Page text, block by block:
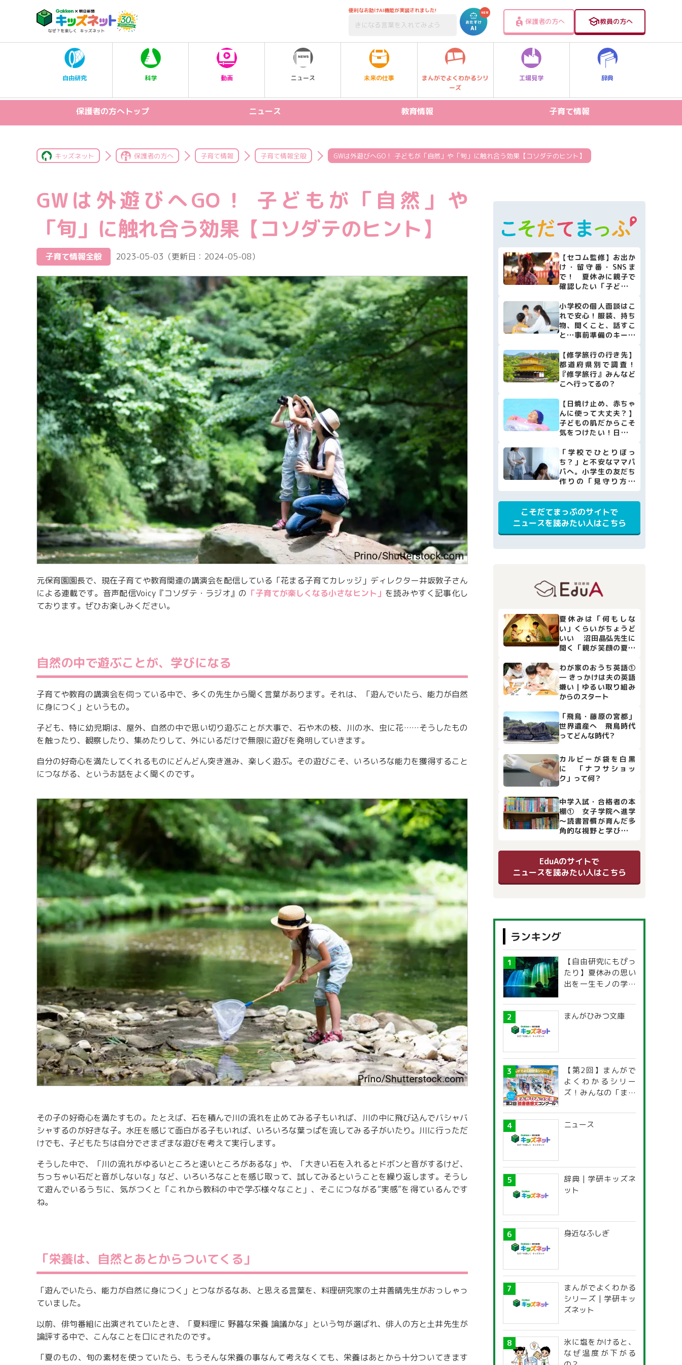
便利なお助けAI機能が実装されました!
保護者の方へ 教員の方へ
自由研究 科学 動画 ニュース 未来の仕事
まんがでよくわかるシリ
ーズ
工場見学 辞典
保護者の方へトップ ニュース
新製品
教育情報
プログラミング
習い事
教育情報全般
子育て情報
お出かけスポット
マネー
本・映画
子育て情報全般
キッズネット 保護者の方へ 子育て情報 子育て情報全般 GWは外遊びへGO！ 子どもが「自然」や「旬」に触れ合う効果【コソダテのヒント】
GWは外遊びへGO！ 子どもが「自然」や
「旬」に触れ合う効果【コソダテのヒント】
子育て情報全般 2023-05-03 （更新日： 2024-05-08）
元保育園園長で、現在子育てや教育関連の講演会を配信している「花まる子育てカレッジ」ディレクター井坂敦子さん
による連載です。音声配信Voicy『コソダテ・ラジオ』の 「子育てが楽しくなる小さなヒント」 を読みやすく記事化し
ております。ぜひお楽しみください。
自然の中で遊ぶことが、学びになる
子育てや教育の講演会を伺っている中で、多くの先生から聞く言葉があります。それは、「遊んでいたら、能力が自然
に身につく」というもの。
子ども、特に幼児期は、屋外、自然の中で思い切り遊ぶことが大事で、石や木の枝、川の水、虫に花……そうしたもの
を触ったり、観察したり、集めたりして、外にいるだけで無限に遊びを発明していきます。
自分の好奇心を満たしてくれるものにどんどん突き進み、楽しく遊ぶ。その遊びこそ、いろいろな能力を獲得すること
につながる、というお話をよく聞くのです。
その子の好奇心を満たすもの。たとえば、石を積んで川の流れを止めてみる子もいれば、川の中に飛び込んでバシャバ
シャするのが好きな子。水圧を感じて面白がる子もいれば、いろいろな葉っぱを流してみる子がいたり。川に行っただ
けでも、子どもたちは自分でさまざまな遊びを考えて実行します。
そうした中で、「川の流れがゆるいところと速いところがあるな」や、「大きい石を入れるとドボンと音がするけど、
ちっちゃい石だと音がしないな」など、いろいろなことを感じ取って、試してみるということを繰り返します。そうし
て遊んでいるうちに、気がつくと「これから教科の中で学ぶ様々なこと」、そこにつながる“実感”を得ているんです
ね。
「栄養は、自然とあとからついてくる」
「遊んでいたら、能力が自然に身につく」とつながるなあ、と思える言葉を、料理研究家の土井善晴先生がおっしゃっ
ていました。
以前、俳句番組に出演されていたとき、「夏料理に 野暮な栄養 論議かな」という句が選ばれ、俳人の方と土井先生が
論評する中で、こんなことを口にされたのです。
「夏のもの、旬の素材を使っていたら、もうそんな栄養の事なんて考えなくても、栄養はあとから十分ついてきます
【セコム監修】お出か
け・留守番・SNSま
で！ 夏休みに親子で
確認したい「子どもの
小学校の個人面談はこ
れで安心！服装、持ち
物、聞くこと、話すこ
と…事前準備のキーポ
【修学旅行の行き先】
都道府県別で調査！
『修学旅行』みんなど
こへ行ってるの？
【日焼け止め、赤ちゃ
んに使って大丈夫？】
子どもの肌だからこそ
気をつけたい！日焼け
[小児科医監修]
「学校でひとりぼっ
ち？」と不安なママパ
パへ。小学生の友だち
作りの「見守り方」
と、家庭でできる4つの
サポート
こそだてまっぷのサイトで
ニュースを読みたい人はこちら
夏休みは「何もしな
い」くらいがちょうど
いい 沼田晶弘先生に
聞く「親が笑顔の夏休
わが家のおうち英語①
― きっかけは夫の英語
嫌い｜ゆるい取り組み
からのスタート
「飛鳥・藤原の宮都」
世界遺産へ 飛鳥時代
ってどんな時代？
カルビーが袋を白黒
に 「ナフサショッ
ク」って何？
中学入試・合格者の本
棚① 女子学院へ進学
～読書習慣が育んだ多
角的な視野と学びの土
EduAのサイトで
ニュースを読みたい人はこちら
ランキング
【自由研究にもぴっ
たり】夏休みの思い
出を一生モノの学び
探究ガイド
まんがひみつ文庫
【第2回】まんがで
よくわかるシリー
ズ！みんなの「まん
感想文コンクール
ニュース
辞典 | 学研キッズネ
ット
身近なふしぎ
まんがでよくわかる
シリーズ | 学研キッ
ズネット
氷に塩をかけると、
なぜ温度が下がる